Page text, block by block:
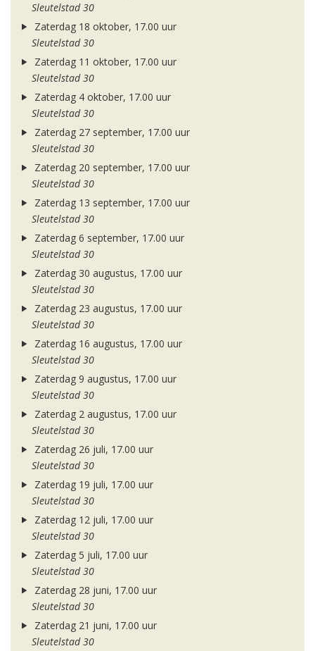
Sleutelstad 30
Zaterdag 18 oktober, 17.00 uur
Sleutelstad 30
Zaterdag 11 oktober, 17.00 uur
Sleutelstad 30
Zaterdag 4 oktober, 17.00 uur
Sleutelstad 30
Zaterdag 27 september, 17.00 uur
Sleutelstad 30
Zaterdag 20 september, 17.00 uur
Sleutelstad 30
Zaterdag 13 september, 17.00 uur
Sleutelstad 30
Zaterdag 6 september, 17.00 uur
Sleutelstad 30
Zaterdag 30 augustus, 17.00 uur
Sleutelstad 30
Zaterdag 23 augustus, 17.00 uur
Sleutelstad 30
Zaterdag 16 augustus, 17.00 uur
Sleutelstad 30
Zaterdag 9 augustus, 17.00 uur
Sleutelstad 30
Zaterdag 2 augustus, 17.00 uur
Sleutelstad 30
Zaterdag 26 juli, 17.00 uur
Sleutelstad 30
Zaterdag 19 juli, 17.00 uur
Sleutelstad 30
Zaterdag 12 juli, 17.00 uur
Sleutelstad 30
Zaterdag 5 juli, 17.00 uur
Sleutelstad 30
Zaterdag 28 juni, 17.00 uur
Sleutelstad 30
Zaterdag 21 juni, 17.00 uur
Sleutelstad 30